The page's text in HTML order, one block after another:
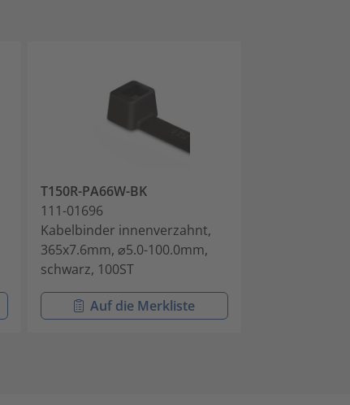
T150R-PA66W-BK
111-01696
Kabelbinder innenverzahnt,
365x7.6mm, ⌀5.0-100.0mm,
schwarz, 100ST
Auf die Merkliste